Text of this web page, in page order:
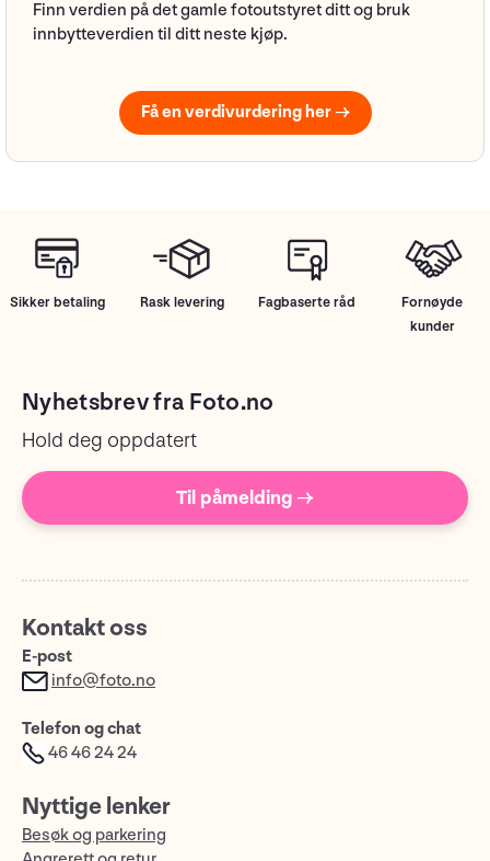
Finn verdien på det gamle fotoutstyret ditt og bruk
innbytteverdien til ditt neste kjøp.
Få en verdivurdering her →
Sikker betaling Rask levering Fagbaserte råd
Fornøyde
kunder
Nyhetsbrev fra Foto.no
Hold deg oppdatert
Til påmelding →
Kontakt oss
E-post
info@foto.no
Telefon og chat
46 46 24 24
Nyttige lenker
Besøk og parkering